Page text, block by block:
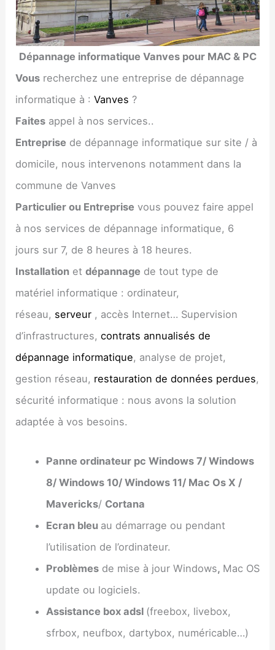
Dépannage informatique Vanves pour MAC & PC
Vous recherchez une entreprise de dépannage
informatique à :Vanves ?
Faites appel à nos services..
Entreprise de dépannage informatique sur site / à
domicile, nous intervenons notamment dans la
commune de Vanves
Particulier ou Entreprise vous pouvez faire appel
à nos services de dépannage informatique, 6
jours sur 7, de 8 heures à 18 heures.
Installation etdépannage de tout type de
matériel informatique : ordinateur,
réseau, serveur , accès Internet… Supervision
d’infrastructures, contrats annualisés de
dépannage informatique, analyse de projet,
gestion réseau, restauration de données perdues,
sécurité informatique : nous avons la solution
adaptée à vos besoins.
Panne ordinateur pc Windows 7/ Windows
8/ Windows 10/ Windows 11/ Mac Os X /
Mavericks/ Cortana
Ecran bleu au démarrage ou pendant
l’utilisation de l’ordinateur.
Problèmesde mise à jour Windows, Mac OS
update ou logiciels.
Assistance box adsl (freebox, livebox,
sfrbox, neufbox, dartybox, numéricable…)